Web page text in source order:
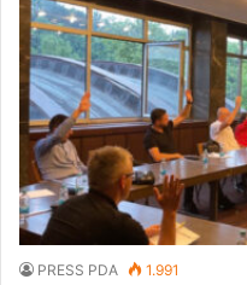
PRESS PDA 1.991